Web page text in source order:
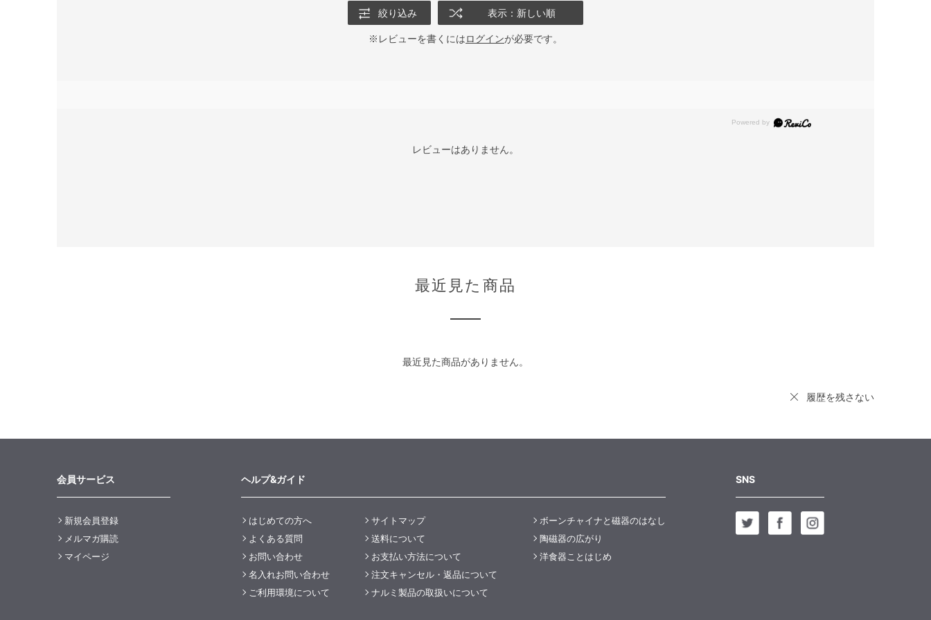
絞り込み 表示：新しい順
※レビューを書くにはログインが必要です。
レビューはありません。
最近見た商品
最近見た商品がありません。
履歴を残さない
会員サービス
新規会員登録
メルマガ購読
マイページ
ヘルプ&ガイド
はじめての方へ
よくある質問
お問い合わせ
名入れお問い合わせ
ご利用環境について
サイトマップ
送料について
お支払い方法について
注文キャンセル・返品について
ナルミ製品の取扱いについて
ボーンチャイナと磁器のはなし
陶磁器の広がり
洋食器ことはじめ
SNS